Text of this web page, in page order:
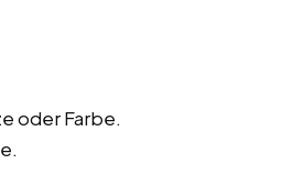
oder Farbe.